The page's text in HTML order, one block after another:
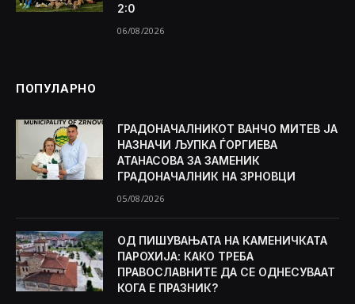
2:0
06/08/2026
ПОПУЛАРНО
ГРАДОНАЧАЛНИКОТ ВАНЧО МИТЕВ ЈА
НАЗНАЧИ ЉУПКА ЃОРГИЕВА
АТАНАСОВА ЗА ЗАМЕНИК
ГРАДОНАЧАЛНИК НА ЗРНОВЦИ
05/08/2026
ОД ПИШУВАЊАТА НА КАМЕНИЧКАТА
ПАРОХИЈА: КАКО ТРЕБА
ПРАВОСЛАВНИТЕ ДА СЕ ОДНЕСУВААТ
КОГА Е ПРАЗНИК?